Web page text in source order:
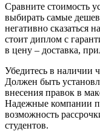
Сравните стоимость
выбирать самые
негативно сказаться
стоит диплом с
в цену – доставка,
Убедитесь в наличии
Должен быть
внесения правок в
Надежные компании
возможность
студентов.